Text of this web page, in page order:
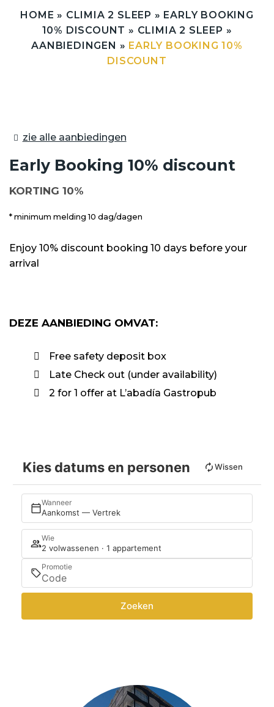
HOME » CLIMIA 2 SLEEP » EARLY BOOKING
10% DISCOUNT » CLIMIA 2 SLEEP »
AANBIEDINGEN » EARLY BOOKING 10%
DISCOUNT
zie alle aanbiedingen
Early Booking 10% discount
KORTING 10%
minimum melding 10 dag/dagen
Enjoy 10% discount booking 10 days before your
arrival
DEZE AANBIEDING OMVAT:
Free safety deposit box
Late Check out (under availability)
2 for 1 offer at L’abadía Gastropub
Kies datums en personen Wissen
Wanneer
Aankomst — Vertrek
Wie
2 volwassenen · 1 appartement
Promotie
Zoeken